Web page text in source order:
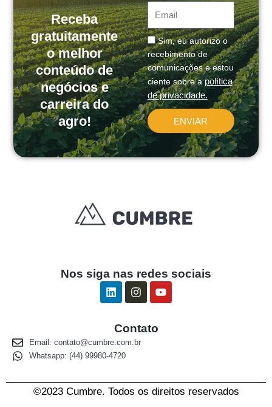
Receba
gratuitamente
o melhor
conteúdo de
negócios e
carreira do
agro!
Email
Message
Sim, eu autorizo o
recebimento de
comunicações e estou
ciente sobre a política
de privacidade.
ENVIAR
Nos siga nas redes sociais
L
i
e
d
i
I
n
a
g
Y
o
Contato
Email: contato@cumbre.com.br
Whatsapp: (44) 99980-4720
©2023 Cumbre. Todos os direitos reservados